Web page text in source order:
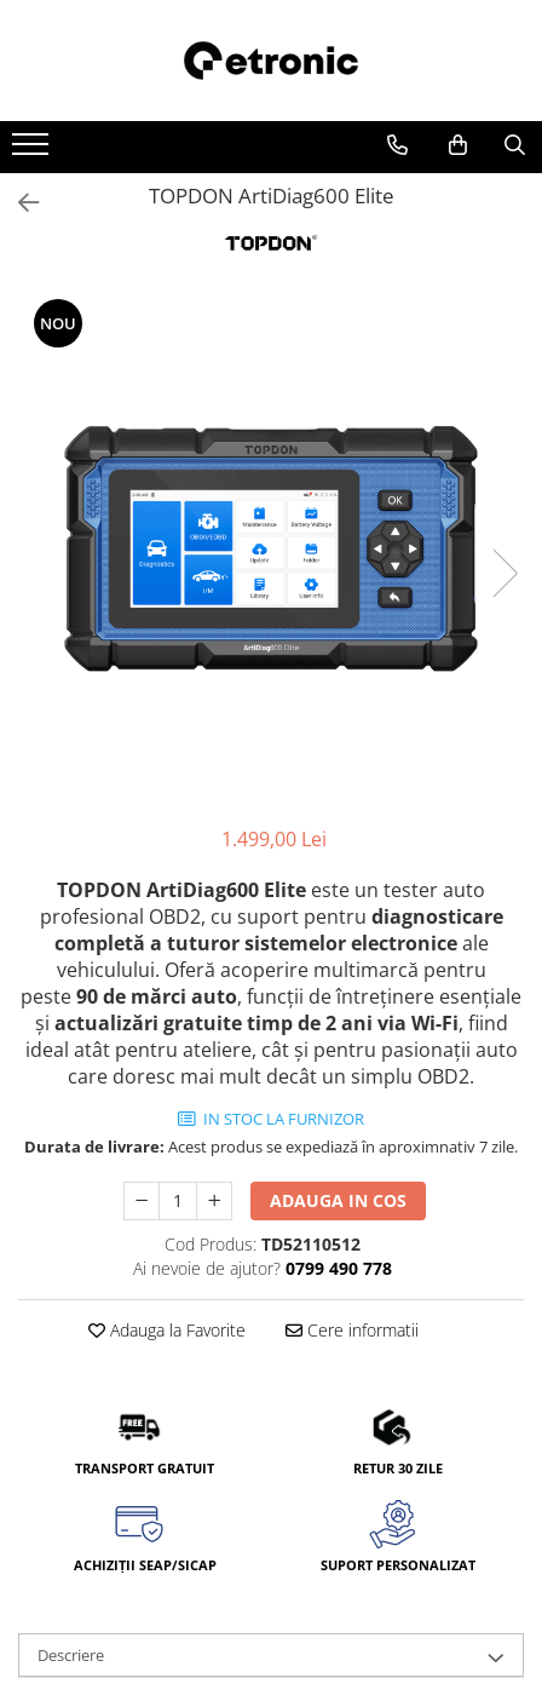
TOPDON ArtiDiag600 Elite
NOU
1.499,00 Lei
TOPDON ArtiDiag600 Elite este un tester auto
profesional OBD2, cu suport pentru diagnosticare
completă a tuturor sistemelor electroniceale
vehiculului. Oferă acoperire multimarcă pentru
peste90 de mărci auto, funcții de întreținere esențiale
și actualizări gratuite timp de 2 ani via Wi-Fi, fiind
ideal atât pentru ateliere, cât și pentru pasionații auto
care doresc mai mult decât un simplu OBD2.
IN STOC LA FURNIZOR
Durata de livrare: Acest produs se expediază în aproximnativ 7 zile.
ADAUGA IN COS
Cod Produs: TD52110512
Ai nevoie de ajutor? 0799 490 778
Adauga la Favorite Cere informatii
TRANSPORT GRATUIT RETUR 30 ZILE
ACHIZIȚII SEAP/SICAP SUPORT PERSONALIZAT
Descriere